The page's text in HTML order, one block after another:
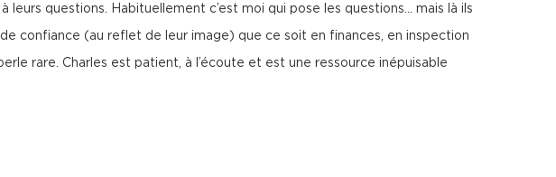
questions. Habituellement c’est moi qui pose les questions… mais là ils
confiance (au reflet de leur image) que ce soit en finances, en inspection
rare. Charles est patient, à l’écoute et est une ressource inépuisable